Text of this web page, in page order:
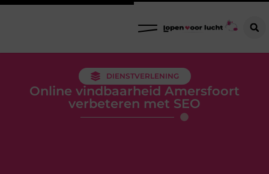
DIENSTVERLENING
Online vindbaarheid Amersfoort
verbeteren met SEO